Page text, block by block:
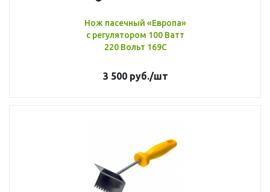
Нож пасечный «Европа»
с регулятором 100 Ватт
220 Вольт 169С
3 500руб./шт